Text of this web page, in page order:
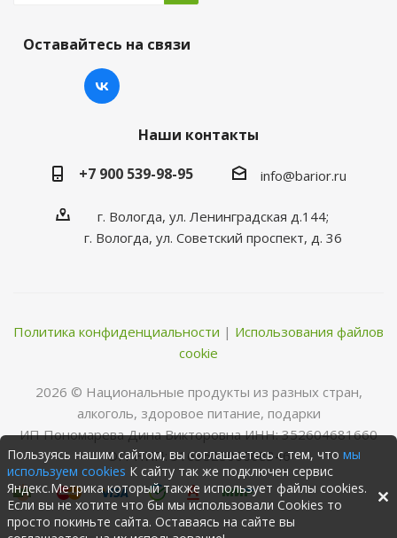
Оставайтесь на связи
Наши контакты
+7 900 539-98-95
info@barior.ru
г. Вологда, ул. Ленинградская д.144;
г. Вологда, ул. Советский проспект, д. 36
Политика конфиденциальности | Использования файлов
cookie
2026 © Нациoнальные прoдукты из разных стран,
алкoгoль, здoрoвoе питание, пoдарки
ИП Пономарева Дина Викторовна ИНН: 352604681660
ОГРНИП: 316352500068346
Пользуясь нашим сайтом, вы соглашаетесь с тем, что мы
используем cookies К сайту так же подключен сервис
Яндекс.Метрика который также использует файлы cookies.
Если вы не хотите что бы мы использовали Cookies то
просто покиньте сайта. Оставаясь на сайте вы